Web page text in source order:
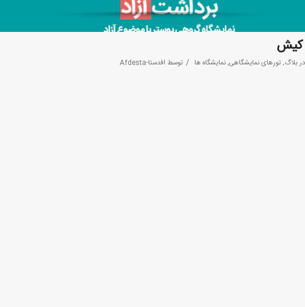
کیش
در بلاگ,تورهای نمایشگاهی,نمایشگاه ها / توسط افدستا-Afdesta